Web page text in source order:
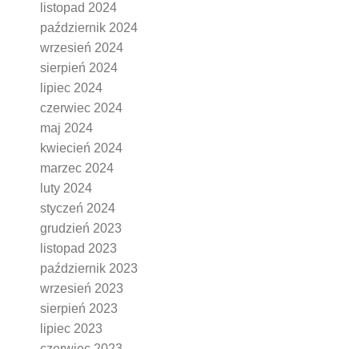
listopad 2024
październik 2024
wrzesień 2024
sierpień 2024
lipiec 2024
czerwiec 2024
maj 2024
kwiecień 2024
marzec 2024
luty 2024
styczeń 2024
grudzień 2023
listopad 2023
październik 2023
wrzesień 2023
sierpień 2023
lipiec 2023